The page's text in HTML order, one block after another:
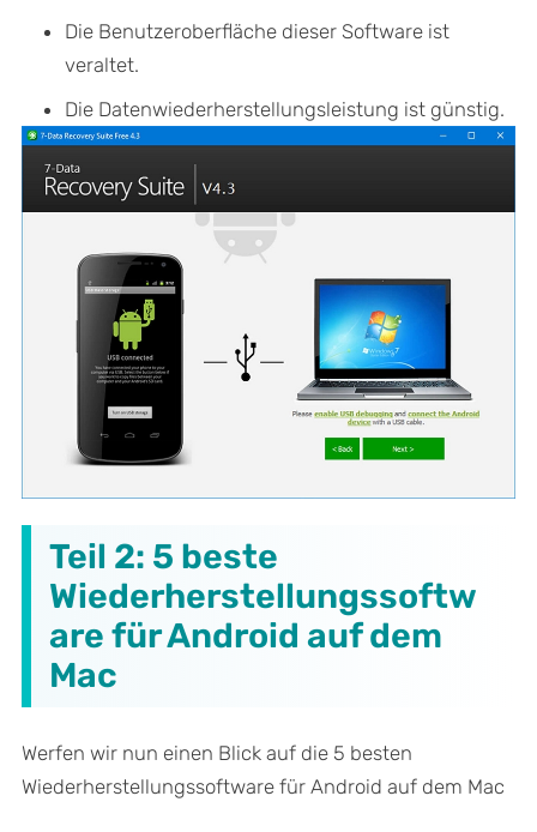
Die Benutzeroberfläche dieser Software ist
veraltet.
Die Datenwiederherstellungsleistung ist günstig.
Teil 2: 5 beste
Wiederherstellungssoftw
are für Android auf dem
Mac
Werfen wir nun einen Blick auf die 5 besten
Wiederherstellungssoftware für Android auf dem Mac